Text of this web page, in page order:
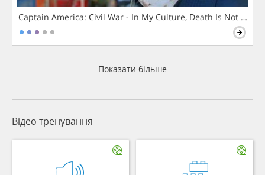
Captain America: Civil War - In My Culture, Death Is Not The
Показати більше
Відео тренування